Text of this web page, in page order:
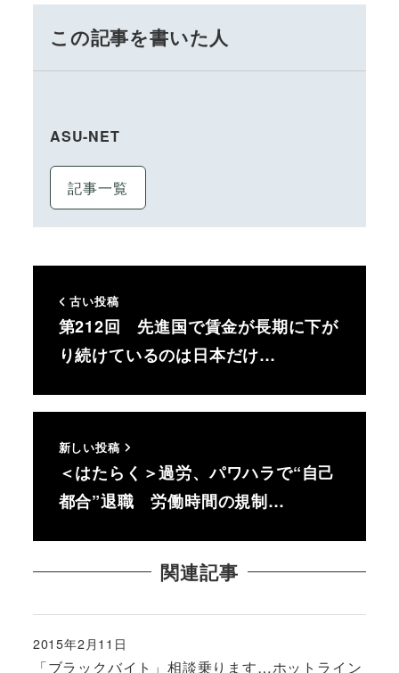
この記事を書いた人
ASU-NET
記事一覧
古い投稿
第212回 先進国で賃金が長期に下が
り続けているのは日本だけ…
新しい投稿
＜はたらく＞過労、パワハラで“自己
都合”退職 労働時間の規制…
関連記事
「ブラックバイト」相談乗ります…ホットライン
投稿日
2015年2月11日